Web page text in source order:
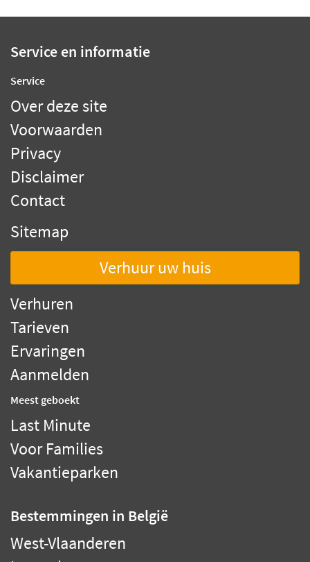
Service en informatie
Service
Over deze site
Voorwaarden
Privacy
Disclaimer
Contact
Sitemap
Verhuur uw huis
Verhuren
Tarieven
Ervaringen
Aanmelden
Meest geboekt
Last Minute
Voor Families
Vakantieparken
Bestemmingen in België
West-Vlaanderen